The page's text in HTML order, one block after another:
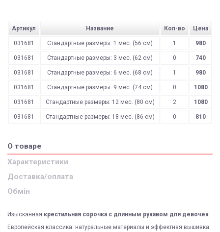
Артикул Название Кол-во Цена
031681 Стандартные размеры: 1 мес. (56 см) 1 980
031681 Стандартные размеры: 3 мес. (62 см) 0 740
031681 Стандартные размеры: 6 мес. (68 см) 1 980
031681 Стандартные размеры: 9 мес. (74 см) 0 1080
031681 Стандартные размеры: 12 мес. (80 см) 2 1080
031681 Стандартные размеры: 18 мес. (86 см) 0 810
О товаре
Характеристики
Доставка/оплата
Обмін
Изысканная крестильная сорочка с длинным рукавом для девочек
Европейская классика: натуральные материалы и эффектная вышивка